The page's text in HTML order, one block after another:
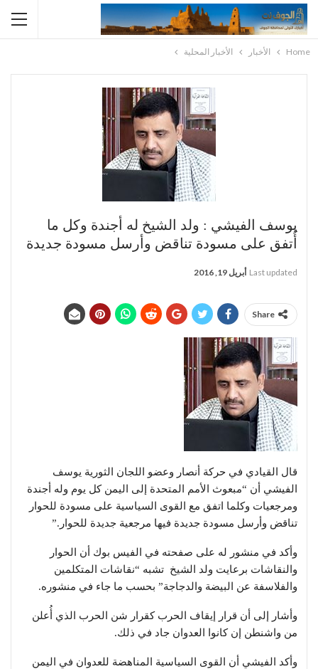
Home الأخبار الأخبار المحلية
يوسف الفيشي : ولد الشيخ له أجندة وكل ما
أُتفق على مسودة تناقض وأرسل مسودة جديدة
Last updated أبريل 19, 2016
Share
قال القيادي في حركة أنصار وعضو اللجان الثورية يوسف
الفيشي أن “مبعوث اﻷمم المتحدة إلى اليمن كل يوم وله أجندة
ومرجعيات وكلما اتفق مع القوى السياسية على مسودة للحوار
تناقض وأرسل مسودة جديدة فيها مرجعية جديدة للحوار.”
وأكد في منشور له على صفحته في الفيس بوك أن الحوار
والنقاشات برعايت ولد الشيخ تشبه “نقاشات المتكلمين
والفلاسفة عن البيضة والدجاجة” بحسب ما جاء في منشوره.
وأشار إلى أن قرار إيقاف الحرب كقرار شن الحرب الذي أُعلن
من واشنطن إن كانوا العدوان جاد في ذلك.
وأكد الفيشي أن القوى السياسية المناهضة للعدوان في اليمن